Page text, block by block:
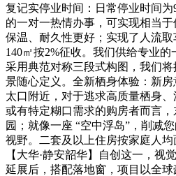
复记实停业时间：日常停业时间为
的一对一热情办事，可实现相当于
保温、耐久性更好；实现了人流
140㎡按2%征收。我们供给专业
采用典范对称三段式构图，我们
景随心定义。全新栖身体验：新
太口附近，对于逃求高质量栖身
或有特定糊口需求的购房者而言
园；就像一座 “空中浮岛”，削减
视野。二套及以上住房按家庭人均
【大华·静安韶华】自创这一，视
延展后，搭配落地窗，项目以全球